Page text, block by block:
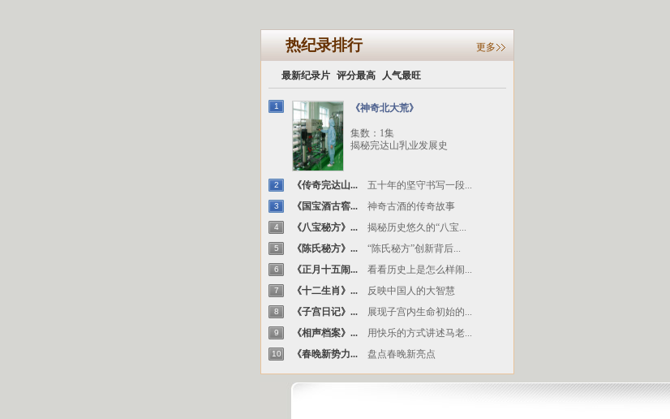
热纪录排行 更多
最新纪录片 评分最高 人气最旺
1 《神奇北大荒》
集数：1集
揭秘完达山乳业发展史
2 《传奇完达山... 五十年的坚守书写一段...
3 《国宝酒古窖... 神奇古酒的传奇故事
4 《八宝秘方》... 揭秘历史悠久的“八宝...
5 《陈氏秘方》... “陈氏秘方”创新背后...
6 《正月十五闹... 看看历史上是怎么样闹...
7 《十二生肖》... 反映中国人的大智慧
8 《子宫日记》... 展现子宫内生命初始的...
9 《相声档案》... 用快乐的方式讲述马老...
10 《春晚新势力... 盘点春晚新亮点